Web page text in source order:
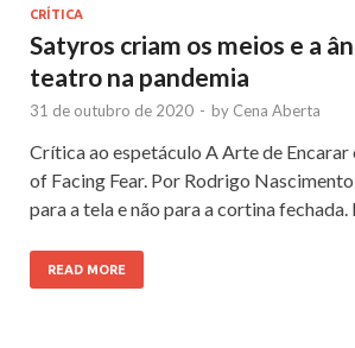
CRÍTICA
Satyros criam os meios e a
teatro na pandemia
31 de outubro de 2020 - by Cena Aberta
Crítica ao espetáculo A Arte de
of Facing Fear. Por Rodrigo
para a tela e não para a cortina fechada.
READ MORE